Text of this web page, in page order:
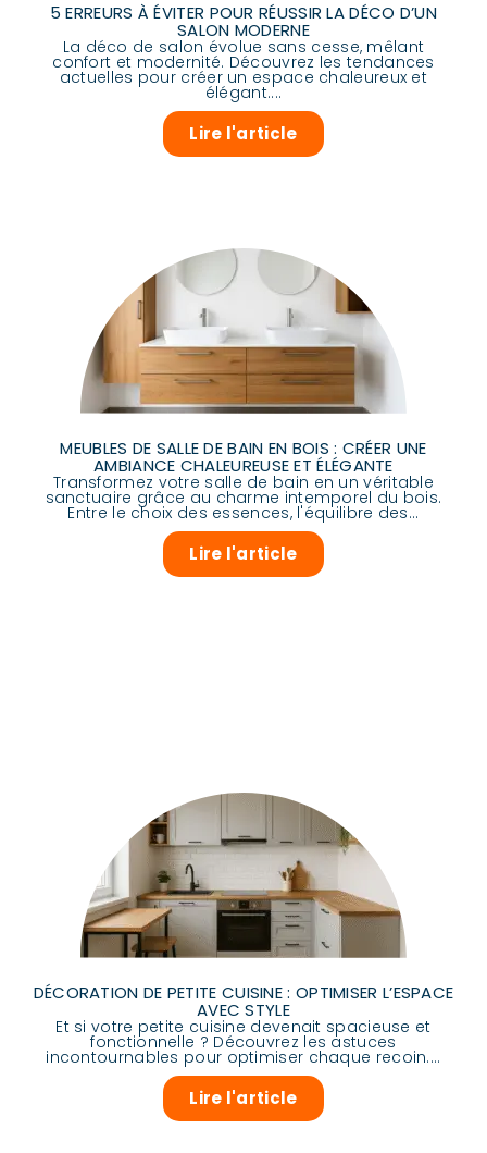
5 ERREURS À ÉVITER POUR RÉUSSIR LA DÉCO D’UN
SALON MODERNE
La déco de salon évolue sans cesse, mêlant
confort et modernité. Découvrez les tendances
actuelles pour créer un espace chaleureux et
élégant....
Lire l'article
MEUBLES DE SALLE DE BAIN EN BOIS : CRÉER UNE
AMBIANCE CHALEUREUSE ET ÉLÉGANTE
Transformez votre salle de bain en un véritable
sanctuaire grâce au charme intemporel du bois.
Entre le choix des essences, l'équilibre des...
Lire l'article
DÉCORATION DE PETITE CUISINE : OPTIMISER L’ESPACE
AVEC STYLE
Et si votre petite cuisine devenait spacieuse et
fonctionnelle ? Découvrez les astuces
incontournables pour optimiser chaque recoin....
Lire l'article